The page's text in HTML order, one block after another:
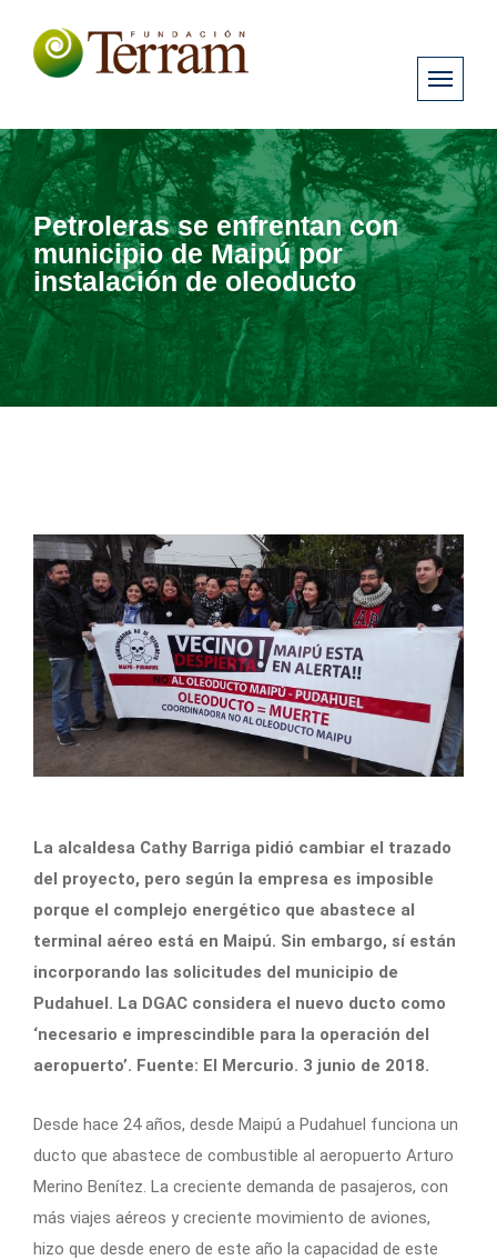
Petroleras se enfrentan con
municipio de Maipú por
instalación de oleoducto
La alcaldesa Cathy Barriga pidió cambiar el trazado
del proyecto, pero según la empresa es imposible
porque el complejo energético que abastece al
terminal aéreo está en Maipú. Sin embargo, sí están
incorporando las solicitudes del municipio de
Pudahuel. La DGAC considera el nuevo ducto como
‘necesario e imprescindible para la operación del
aeropuerto’. Fuente: El Mercurio. 3 junio de 2018.
Desde hace 24 años, desde Maipú a Pudahuel funciona un
ducto que abastece de combustible al aeropuerto Arturo
Merino Benítez. La creciente demanda de pasajeros, con
más viajes aéreos y creciente movimiento de aviones,
hizo que desde enero de este año la capacidad de este